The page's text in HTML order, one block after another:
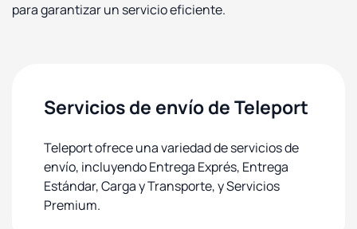
para garantizar un servicio eficiente.
Servicios de envío de Teleport
Teleport ofrece una variedad de servicios de
envío, incluyendo Entrega Exprés, Entrega
Estándar, Carga y Transporte, y Servicios
Premium.